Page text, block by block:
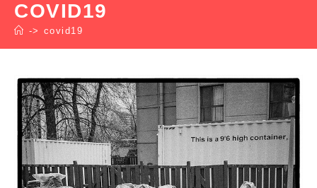
COVID19
-> covid19